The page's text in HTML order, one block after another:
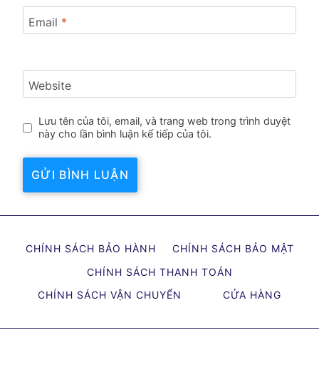
Email *
Website
Lưu tên của tôi, email, và trang web trong trình duyệt
này cho lần bình luận kế tiếp của tôi.
CHÍNH SÁCH BẢO HÀNH
CHÍNH SÁCH BẢO MẬT
CHÍNH SÁCH THANH TOÁN
CHÍNH SÁCH VẬN CHUYỂN
CỬA HÀNG